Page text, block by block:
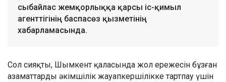
сыбайлас жемқорлыққа қарсы іс-қимыл
агенттігінің баспасөз қызметінің
хабарламасында.
Сол сияқты, Шымкент қаласында жол ережесін бұзған
азаматтарды әкімшілік жауапкершілікке тартпау үшін